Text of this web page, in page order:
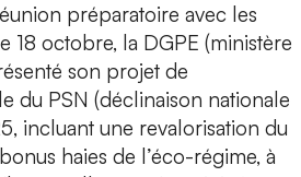
préparatoire avec les
18 octobre, la DGPE (ministère
son projet de
du PSN (déclinaison nationale
incluant une revalorisation du
haies de l’éco-régime, à